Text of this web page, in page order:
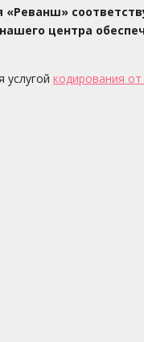
центра
кодирования